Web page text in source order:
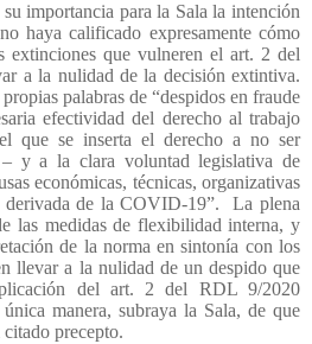
importancia para la Sala la intención
haya calificado expresamente cómo
extinciones que vulneren el art. 2 del
a la nulidad de la decisión extintiva.
palabras de “despidos en fraude
efectividad del derecho al trabajo
que se inserta el derecho a no ser
– y a la clara voluntad legislativa de
económicas, técnicas, organizativas
de la COVID-19”.
La plena
las medidas de flexibilidad interna, y
de la norma en sintonía con los
llevar a la nulidad de un despido que
del art. 2 del RDL 9/2020
manera, subraya la Sala, de que
precepto.